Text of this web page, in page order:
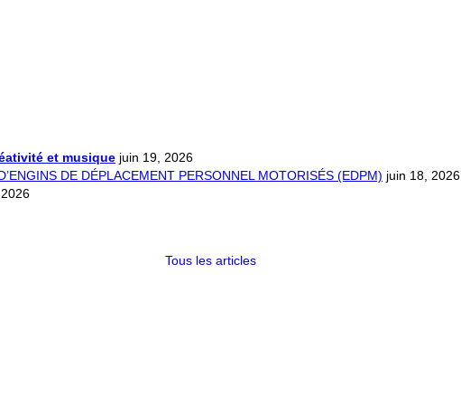
et musique juin 19, 2026
DE DÉPLACEMENT PERSONNEL MOTORISÉS (EDPM) juin 18, 2026
Tous les articles